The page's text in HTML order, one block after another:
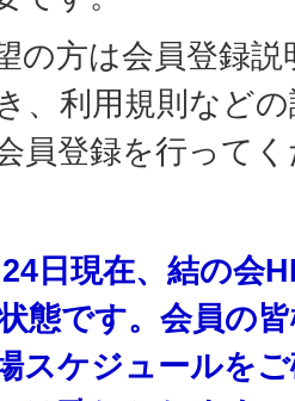
の方は会員登録
、利用規則など
員登録を行って
日現在、結の会
態です。会員の
スケジュールを